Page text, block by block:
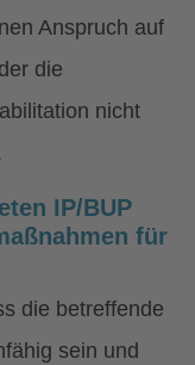
Anspruch auf
die
nicht
IP/BUP
für
die betreffende
sein und